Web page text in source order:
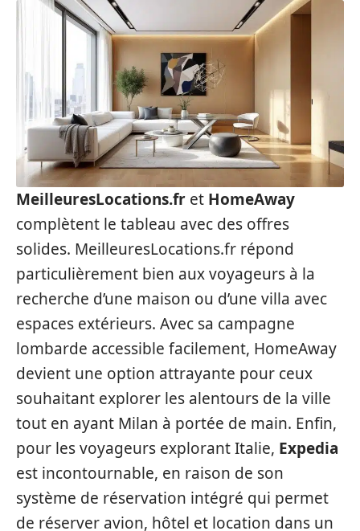
MeilleuresLocations.fr et HomeAway
complètent le tableau avec des offres
solides. MeilleuresLocations.fr répond
particulièrement bien aux voyageurs à la
recherche d’une maison ou d’une villa avec
espaces extérieurs. Avec sa campagne
lombarde accessible facilement, HomeAway
devient une option attrayante pour ceux
souhaitant explorer les alentours de la ville
tout en ayant Milan à portée de main. Enfin,
pour les voyageurs explorant Italie, Expedia
est incontournable, en raison de son
système de réservation intégré qui permet
de réserver avion, hôtel et location dans un